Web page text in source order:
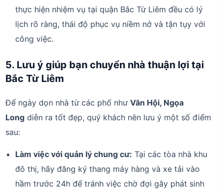
thực hiện nhiệm vụ tại quận Bắc Từ Liêm đều có lý
lịch rõ ràng, thái độ phục vụ niềm nở và tận tụy với
công việc.
5. Lưu ý giúp bạn chuyển nhà thuận lợi tại
Bắc Từ Liêm
Để ngày dọn nhà từ các phố nhưVăn Hội, Ngọa
Long diễn ra tốt đẹp, quý khách nên lưu ý một số điểm
sau:
Làm việc với quản lý chung cư: Tại các tòa nhà khu
đô thị, hãy đăng ký thang máy hàng và xe tải vào
hầm trước 24h để tránh việc chờ đợi gây phát sinh